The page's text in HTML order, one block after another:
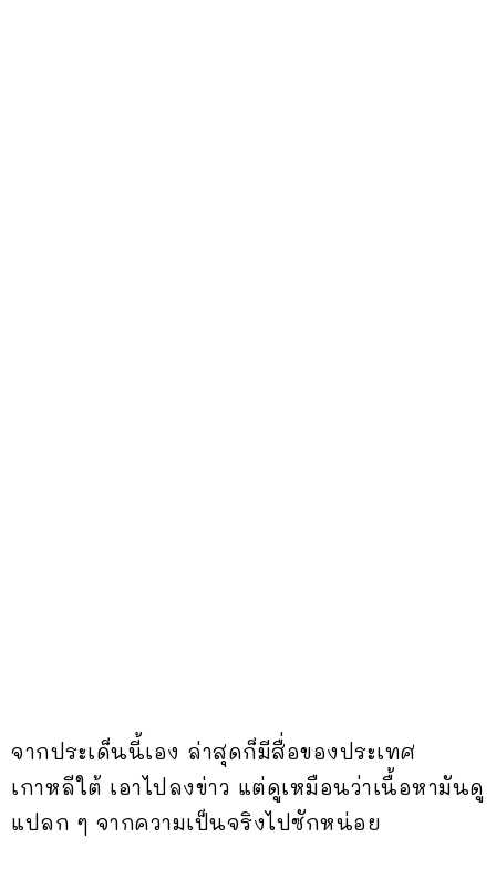
จากประเด็นนี้เอง ล่าสุดก็มีสื่อของประเทศ
เกาหลีใต้ เอาไปลงข่าว แต่ดูเหมือนว่าเนื้อหามันดู
แปลก ๆ จากความเป็นจริงไปซักหน่อย